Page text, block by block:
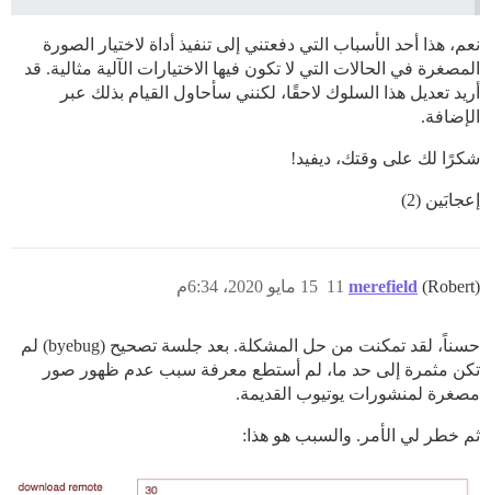
نعم، هذا أحد الأسباب التي دفعتني إلى تنفيذ أداة لاختيار الصورة
المصغرة في الحالات التي لا تكون فيها الاختيارات الآلية مثالية. قد
أريد تعديل هذا السلوك لاحقًا، لكنني سأحاول القيام بذلك عبر
الإضافة.
شكرًا لك على وقتك، ديفيد!
إعجابَين (2)
merefield (Robert) 15 مايو 2020، 6:34م 11
حسناً، لقد تمكنت من حل المشكلة. بعد جلسة تصحيح (byebug) لم
تكن مثمرة إلى حد ما، لم أستطع معرفة سبب عدم ظهور صور
مصغرة لمنشورات يوتيوب القديمة.
ثم خطر لي الأمر. والسبب هو هذا: